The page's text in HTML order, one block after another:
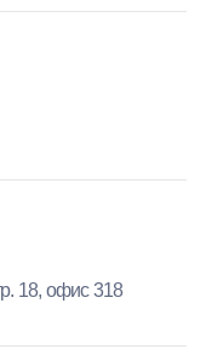
18, офис 318